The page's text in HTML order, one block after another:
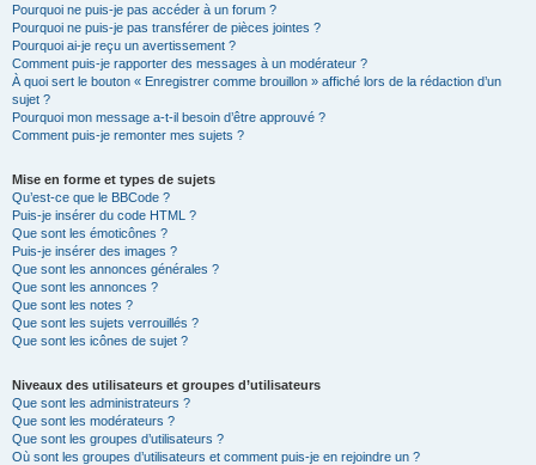
Pourquoi ne puis-je pas accéder à un forum ?
Pourquoi ne puis-je pas transférer de pièces jointes ?
Pourquoi ai-je reçu un avertissement ?
Comment puis-je rapporter des messages à un modérateur ?
À quoi sert le bouton « Enregistrer comme brouillon » affiché lors de la rédaction d’un
sujet ?
Pourquoi mon message a-t-il besoin d’être approuvé ?
Comment puis-je remonter mes sujets ?
Mise en forme et types de sujets
Qu’est-ce que le BBCode ?
Puis-je insérer du code HTML ?
Que sont les émoticônes ?
Puis-je insérer des images ?
Que sont les annonces générales ?
Que sont les annonces ?
Que sont les notes ?
Que sont les sujets verrouillés ?
Que sont les icônes de sujet ?
Niveaux des utilisateurs et groupes d’utilisateurs
Que sont les administrateurs ?
Que sont les modérateurs ?
Que sont les groupes d’utilisateurs ?
Où sont les groupes d’utilisateurs et comment puis-je en rejoindre un ?